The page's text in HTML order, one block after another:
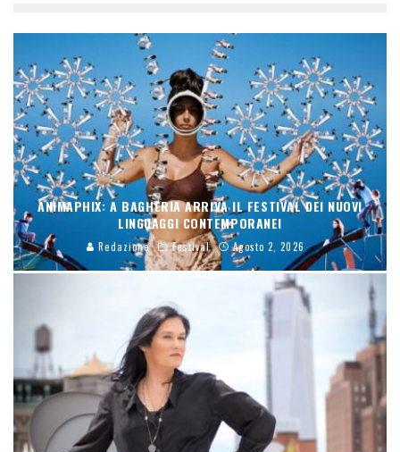
ANIMAPHIX: A BAGHERIA ARRIVA IL FESTIVAL DEI NUOVI
LINGUAGGI CONTEMPORANEI
Redazione Festival Agosto 2, 2026